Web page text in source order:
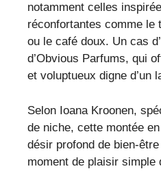
notamment celles
réconfortantes comme le
ou le café doux. Un cas
d’Obvious Parfums, qui
et voluptueux digne d’un
Selon Ioana Kroonen,
de niche, cette montée
désir profond de bien-
moment de plaisir simple